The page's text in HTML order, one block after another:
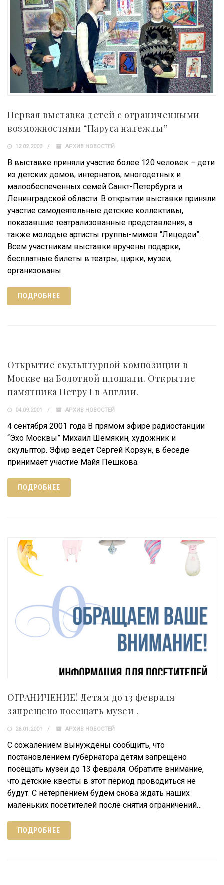
Первая выставка детей с ограниченными
возможностями “Паруса надежды”
12.02.2003 АРХИВ НОВОСТЕЙ
В выставке приняли участие более 120 человек – дети
из детских домов, интернатов, многодетных и
малообеспеченных семей Санкт-Петербурга и
Ленинградской области. В открытии выставки приняли
участие самодеятельные детские коллективы,
показавшие театрализованные представления, а
также молодые артисты группы-мимов “Лицедеи”.
Всем участникам выставки вручены подарки,
бесплатные билеты в театры, цирки, музеи,
организованы
ПОДРОБНЕЕ
Открытие скульптурной композиции в
Москве на Болотной площади. Открытие
памятника Петру I в Англии.
04.09.2001 АРХИВ НОВОСТЕЙ
4 сентября 2001 года В прямом эфире радиостанции
“Эхо Москвы” Михаил Шемякин, художник и
скульптор. Эфир ведет Сергей Корзун, в беседе
принимает участие Майя Пешкова.
ПОДРОБНЕЕ
ОГРАНИЧЕНИЕ! Детям до 13 февраля
запрещено посещать музеи .
26.01.2001 АРХИВ НОВОСТЕЙ
С сожалением вынуждены сообщить, что
постановлением губернатора детям запрещено
посещать музеи до 13 февраля. Обратите внимание,
что детские квесты в этот период проводиться не
будут. С нетерпением будем снова ждать наших
маленьких посетителей после снятия ограничений…
ПОДРОБНЕЕ